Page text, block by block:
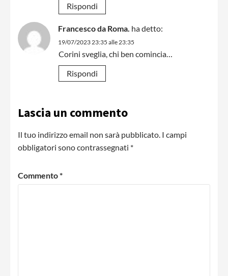
Rispondi
Francesco da Roma. ha detto:
19/07/2023 23:35 alle 23:35
Corini sveglia, chi ben comincia…
Rispondi
Lascia un commento
Il tuo indirizzo email non sarà pubblicato. I campi
obbligatori sono contrassegnati *
Commento*